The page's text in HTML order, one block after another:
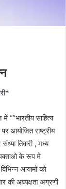
“”भारतीय साहित्य
आयोजित राष्ट्रीय
तिवारी , मध्य
वक्ताओ के रूप मे
आयामों को
की अध्यक्षता अग्रणी